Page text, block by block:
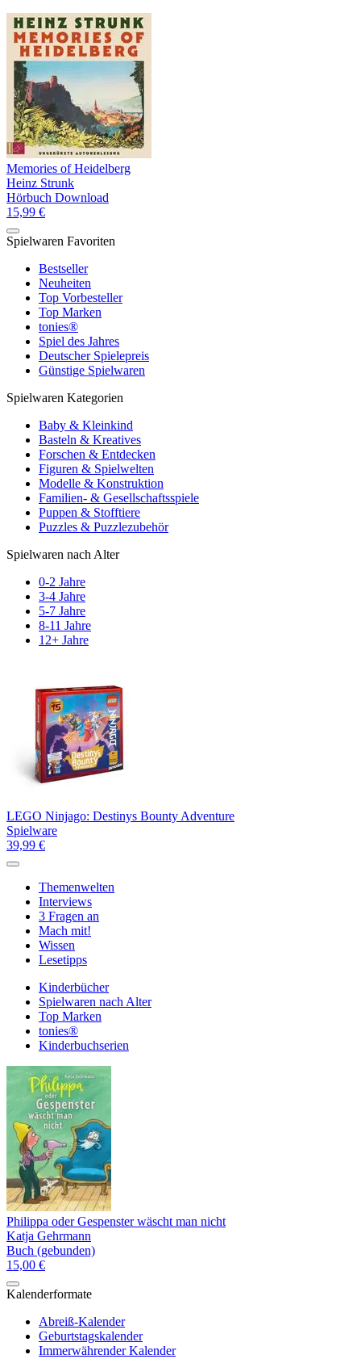
Memories of Heidelberg
Heinz Strunk
Hörbuch Download
15,99 €
Spielwaren Favoriten
Bestseller
Neuheiten
Top Vorbesteller
Top Marken
tonies®
Spiel des Jahres
Deutscher Spielepreis
Günstige Spielwaren
Spielwaren Kategorien
Baby & Kleinkind
Basteln & Kreatives
Forschen & Entdecken
Figuren & Spielwelten
Modelle & Konstruktion
Familien- & Gesellschaftsspiele
Puppen & Stofftiere
Puzzles & Puzzlezubehör
Spielwaren nach Alter
0-2 Jahre
3-4 Jahre
5-7 Jahre
8-11 Jahre
12+ Jahre
LEGO Ninjago: Destinys Bounty Adventure
Spielware
39,99 €
Themenwelten
Interviews
3 Fragen an
Mach mit!
Wissen
Lesetipps
Kinderbücher
Spielwaren nach Alter
Top Marken
tonies®
Kinderbuchserien
Philippa oder Gespenster wäscht man nicht
Katja Gehrmann
Buch (gebunden)
15,00 €
Kalenderformate
Abreiß-Kalender
Geburtstagskalender
Immerwährender Kalender